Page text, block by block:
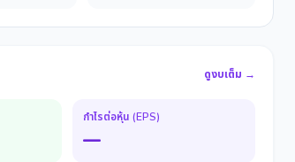
ดูงบเต็ม →
กำไรต่อหุ้น (EPS)
—